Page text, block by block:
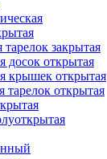
закрытая
досок открытая
крышек открытая
открытая